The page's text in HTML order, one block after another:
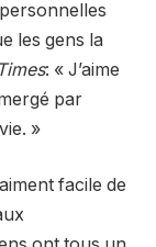
les gens la
: « J’aime
par
»
facile de